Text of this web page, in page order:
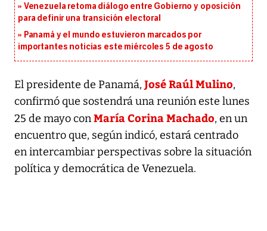
Venezuela retoma diálogo entre Gobierno y oposición
para definir una transición electoral
Panamá y el mundo estuvieron marcados por
importantes noticias este miércoles 5 de agosto
El presidente de Panamá, José Raúl Mulino,
confirmó que sostendrá una reunión este lunes
25 de mayo conMaría Corina Machado, en un
encuentro que, según indicó, estará centrado
en intercambiar perspectivas sobre la situación
política y democrática de Venezuela.